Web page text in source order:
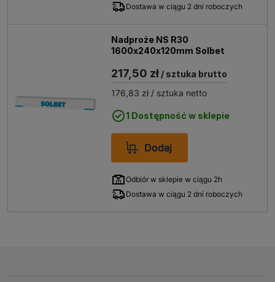
Dostawa w ciągu 2 dni roboczych
Nadproże NS R30
1600x240x120mm Solbet
217,50 zł / sztuka brutto
176,83 zł / sztuka netto
1 Dostępność w sklepie
Dodaj
Odbiór w sklepie w ciągu 2h
Dostawa w ciągu 2 dni roboczych